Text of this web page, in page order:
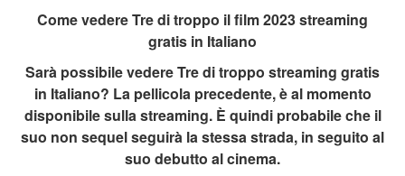
Come vedere Tre di troppo il film 2023 streaming
gratis in Italiano
Sarà possibile vedere Tre di troppo streaming gratis
in Italiano? La pellicola precedente, è al momento
disponibile sulla streaming. È quindi probabile che il
suo non sequel seguirà la stessa strada, in seguito al
suo debutto al cinema.